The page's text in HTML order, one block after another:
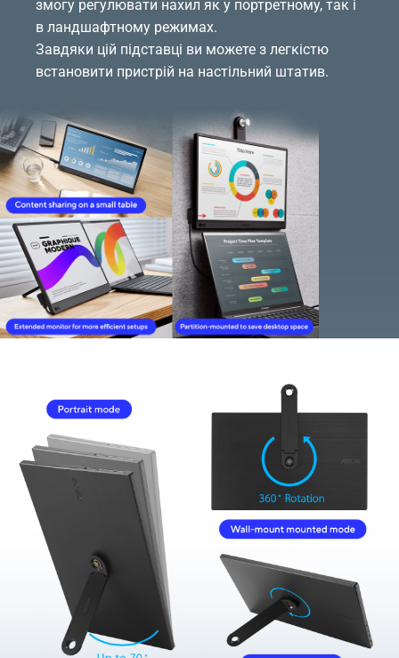
змогу регулювати нахил як у портретному, так і
в ландшафтному режимах.
Завдяки цій підставці ви можете з легкістю
встановити пристрій на настільний штатив.